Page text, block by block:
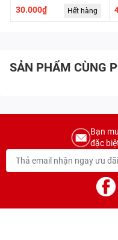
trời sáng tạo)
30.000₫ Hết hàng
SẢN PHẨM CÙNG
Bạn
đặc